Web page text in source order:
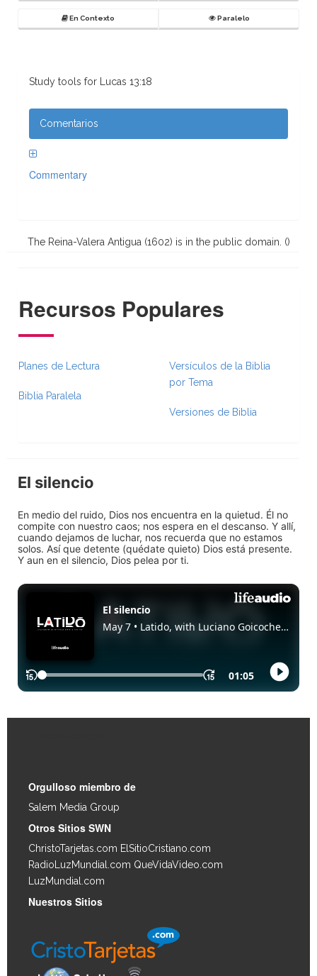
En Contexto Paralelo
Study tools for Lucas 13:18
Comentarios
Commentary
The Reina-Valera Antigua (1602) is in the public domain. ()
Recursos Populares
Planes de Lectura
Biblia Paralela
Versículos de la Biblia
por Tema
Versiones de Biblia
El silencio
En medio del ruido, Dios nos encuentra en la quietud. Él no
compite con nuestro caos; nos espera en el descanso. Y allí,
cuando dejamos de luchar, nos recuerda que no estamos
solos. Así que detente (quédate quieto) Dios está presente.
Y aun en el silencio, Dios pelea por ti.
Orgulloso miembro de
Salem Media Group
Otros Sitios SWN
ChristoTarjetas.com ElSitioCristiano.com
RadioLuzMundial.com QueVidaVideo.com
LuzMundial.com
Nuestros Sitios